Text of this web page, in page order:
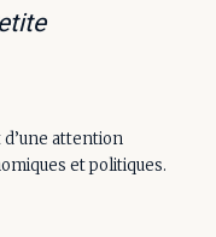
attention
et politiques.